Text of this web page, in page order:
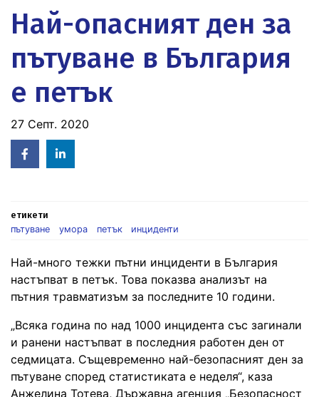
снимка
Най-опасният ден за
пътуване в България
е петък
27 Септ. 2020
Facebook
in
етикети
пътуване
умора петък инциденти
Най-много тежки пътни инциденти в България
настъпват в петък. Това показва анализът на
пътния травматизъм за последните 10 години.
„Всяка година по над 1000 инцидента със загинали
и ранени настъпват в последния работен ден от
седмицата. Същевременно най-безопасният ден за
пътуване според статистиката е неделя“, каза
Анжелина Тотева, Държавна агенция „Безопасност